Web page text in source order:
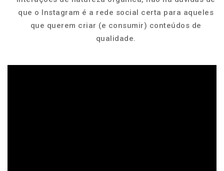
que o Instagram é a rede social certa para aqueles
que querem criar (e consumir) conteúdos de
qualidade.